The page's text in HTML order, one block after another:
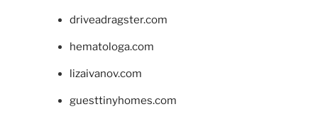
driveadragster.com
hematologa.com
lizaivanov.com
guesttinyhomes.com